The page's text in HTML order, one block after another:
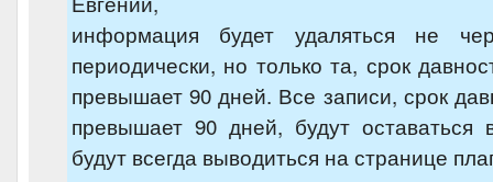
информация будет удаляться не
периодически, но только та, срок
превышает 90 дней. Все записи, срок
превышает 90 дней, будут
будут всегда выводиться на странице